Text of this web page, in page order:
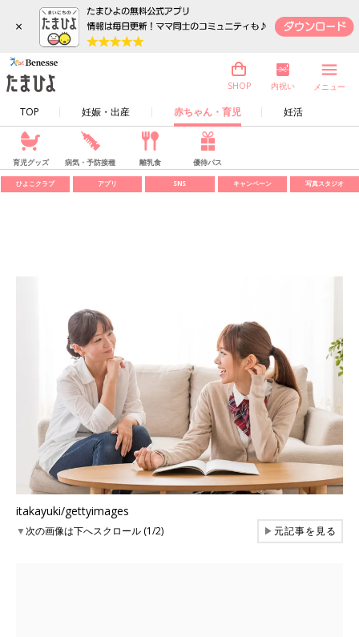
×
TOP 妊娠・出産 赤ちゃん・育児 妊活
SHOP 内祝い メニュー
育児グッズ 病気・予防接種 離乳食 優待パス
ひよこクラブ アプリ SNS キャンペーン 写真スタジオ
itakayuki/gettyimages
▼次の画像は下へスクロール (1/2) ▶元記事を見る